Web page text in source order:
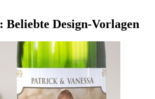
Beliebte Design-Vorlagen